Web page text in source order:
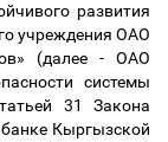
развития
учреждения ОАО
(далее - ОАО
системы
31 Закона
Кыргызской